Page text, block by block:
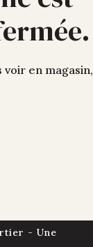
voir en magasin,
- Une